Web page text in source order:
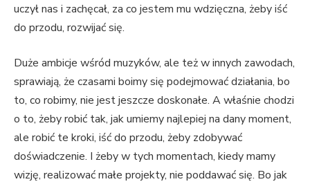
uczył nas i zachęcał, za co jestem mu wdzięczna, żeby iść
do przodu, rozwijać się.
Duże ambicje wśród muzyków, ale też w innych zawodach,
sprawiają, że czasami boimy się podejmować działania, bo
to, co robimy, nie jest jeszcze doskonałe. A właśnie chodzi
o to, żeby robić tak, jak umiemy najlepiej na dany moment,
ale robić te kroki, iść do przodu, żeby zdobywać
doświadczenie. I żeby w tych momentach, kiedy mamy
wizję, realizować małe projekty, nie poddawać się. Bo jak